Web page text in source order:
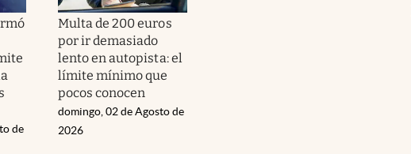
de
Multa de 200 euros
por ir demasiado
lento en autopista: el
límite mínimo que
pocos conocen
domingo, 02 de Agosto de
2026